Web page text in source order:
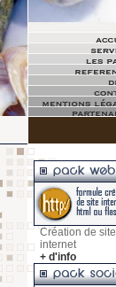
Création de site
internet
+ d'info